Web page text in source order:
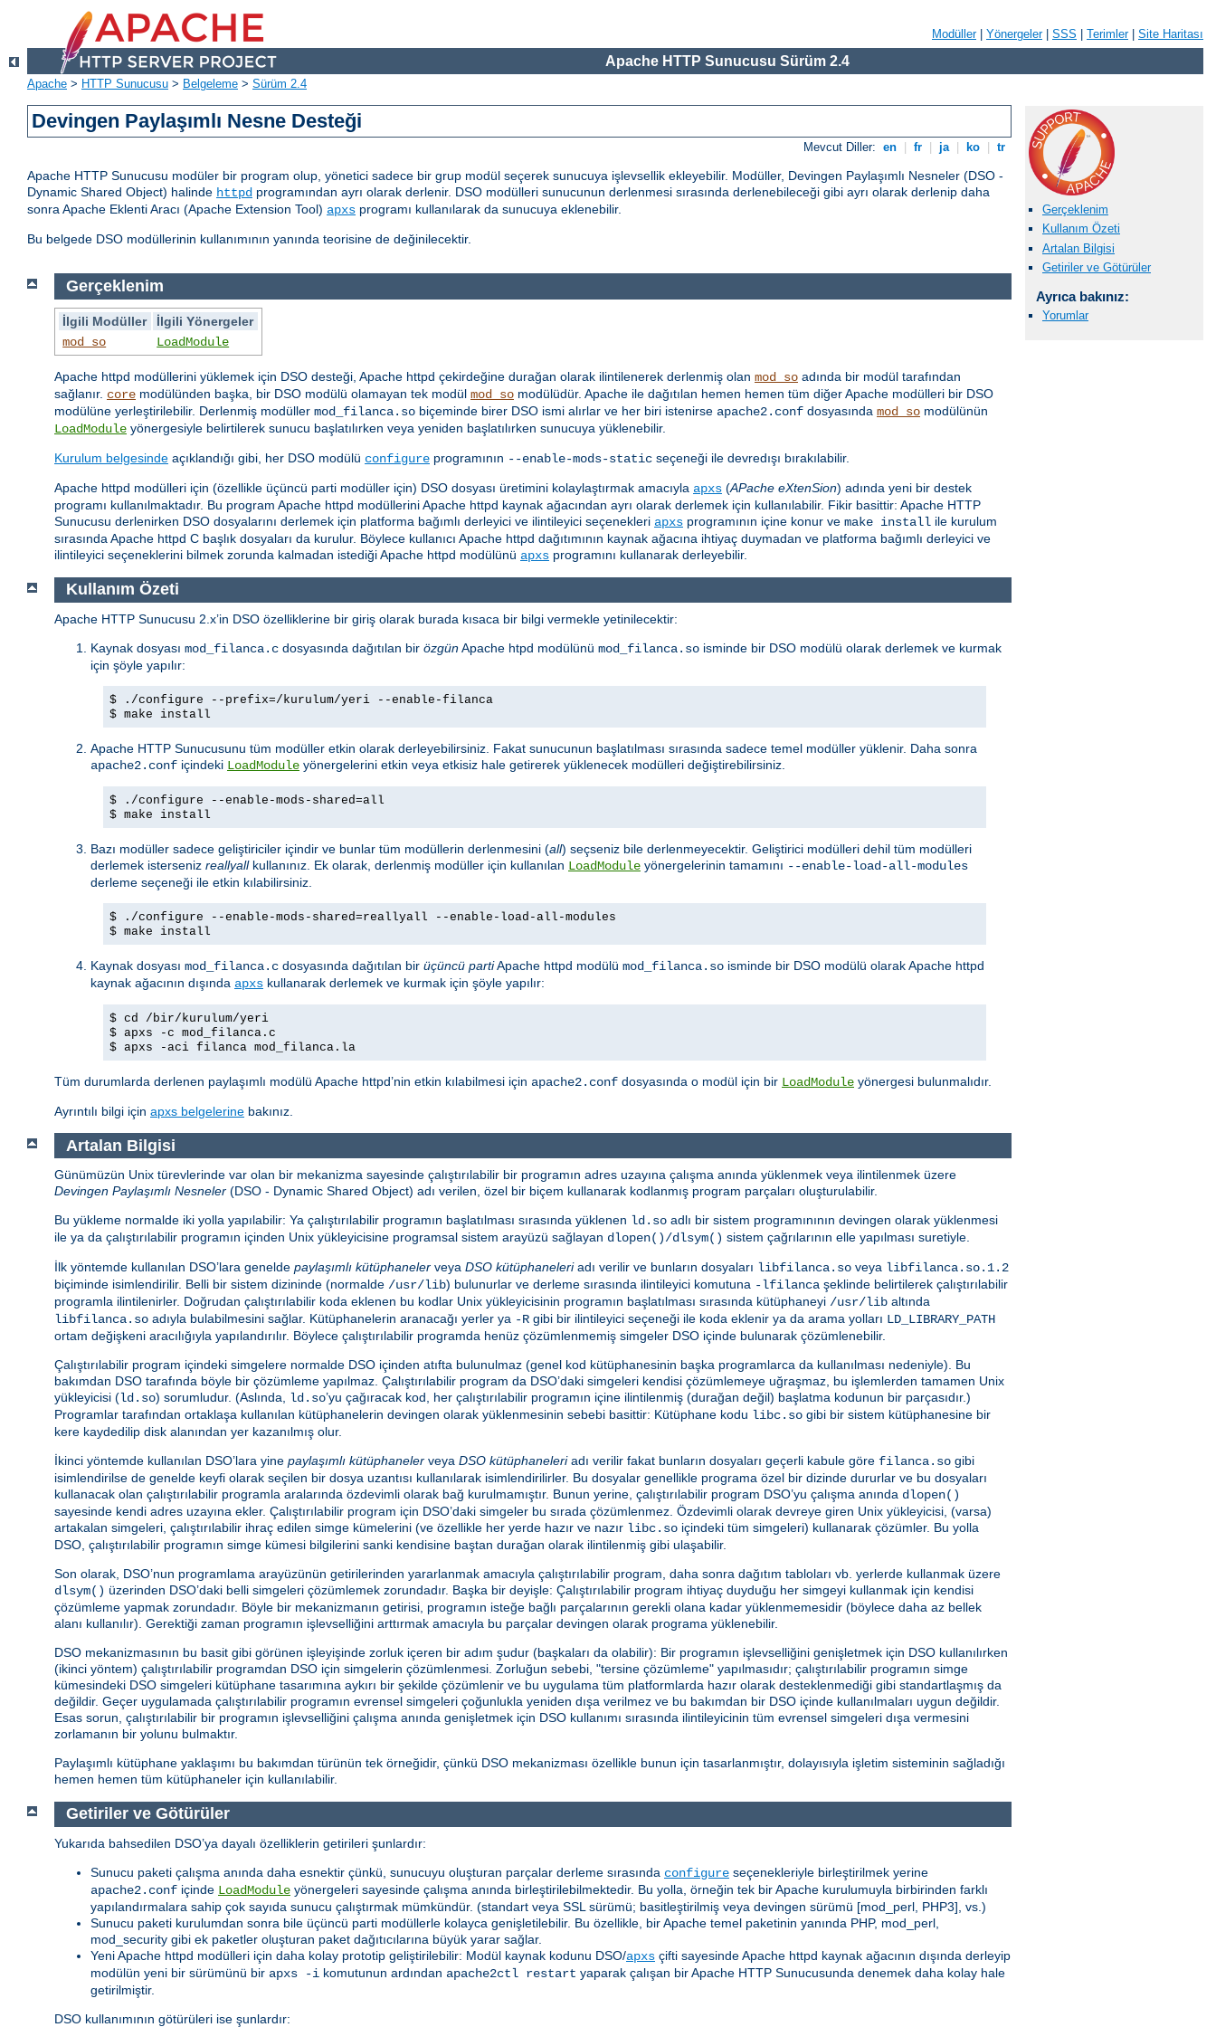
Modüller| Yönergeler| SSS Terimler| Site Haritası
Apache HTTP Sunucusu Sürüm 2.4
Apache > HTTP Sunucusu > Belgeleme > Sürüm 2.4
Devingen Paylaşımlı Nesne Desteği
Mevcut Diller: en fr ja ko tr
Apache HTTP Sunucusu modüler bir program olup, yönetici sadece bir grup modül seçerek sunucuya işlevsellik ekleyebilir. Modüller, Devingen Paylaşımlı Nesneler (DSO -
Dynamic Shared Object) halinde httpd programından ayrı olarak derlenir. DSO modülleri sunucunun derlenmesi sırasında derlenebileceği gibi ayrı olarak derlenip daha
sonra Apache Eklenti Aracı (Apache Extension Tool) apxs programı kullanılarak da sunucuya eklenebilir.
Bu belgede DSO modüllerinin kullanımının yanında teorisine de değinilecektir.
Gerçeklenim
Kullanım Özeti
Artalan Bilgisi
Getiriler ve Götürüler
Ayrıca bakınız:
Yorumlar
Gerçeklenim
İlgili Modüller
İlgili Yönergeler
mod_so
LoadModule
Apache httpd modüllerini yüklemek için DSO desteği, Apache httpd çekirdeğine durağan olarak ilintilenerek derlenmiş olan mod_so adında bir modül tarafından
sağlanır. core modülünden başka, bir DSO modülü olamayan tek modül mod_so modülüdür. Apache ile dağıtılan hemen hemen tüm diğer Apache modülleri bir DSO
modülüne yerleştirilebilir. Derlenmiş modüller mod_filanca.so biçeminde birer DSO ismi alırlar ve her biri istenirse apache2.conf dosyasında mod_so modülünün
LoadModule yönergesiyle belirtilerek sunucu başlatılırken veya yeniden başlatılırken sunucuya yüklenebilir.
Kurulum belgesinde açıklandığı gibi, her DSO modülü configure programının --enable-mods-static seçeneği ile devredışı bırakılabilir.
Apache httpd modülleri için (özellikle üçüncü parti modüller için) DSO dosyası üretimini kolaylaştırmak amacıyla apxs (APache eXtenSion) adında yeni bir destek
programı kullanılmaktadır. Bu program Apache httpd modüllerini Apache httpd kaynak ağacından ayrı olarak derlemek için kullanılabilir. Fikir basittir: Apache HTTP
Sunucusu derlenirken DSO dosyalarını derlemek için platforma bağımlı derleyici ve ilintileyici seçenekleri apxs programının içine konur ve make install ile kurulum
sırasında Apache httpd C başlık dosyaları da kurulur. Böylece kullanıcı Apache httpd dağıtımının kaynak ağacına ihtiyaç duymadan ve platforma bağımlı derleyici ve
ilintileyici seçeneklerini bilmek zorunda kalmadan istediği Apache httpd modülünü apxs programını kullanarak derleyebilir.
Kullanım Özeti
Apache HTTP Sunucusu 2.x’in DSO özelliklerine bir giriş olarak burada kısaca bir bilgi vermekle yetinilecektir:
Kaynak dosyası mod_filanca.c dosyasında dağıtılan bir özgünApache htpd modülünü mod_filanca.so isminde bir DSO modülü olarak derlemek ve kurmak
için şöyle yapılır:
$ ./configure --prefix=/kurulum/yeri --enable-filanca
$ make install
Apache HTTP Sunucusunu tüm modüller etkin olarak derleyebilirsiniz. Fakat sunucunun başlatılması sırasında sadece temel modüller yüklenir. Daha sonra
apache2.conf içindeki LoadModule yönergelerini etkin veya etkisiz hale getirerek yüklenecek modülleri değiştirebilirsiniz.
$ ./configure --enable-mods-shared=all
$ make install
Bazı modüller sadece geliştiriciler içindir ve bunlar tüm modüllerin derlenmesini (all) seçseniz bile derlenmeyecektir. Geliştirici modülleri dehil tüm modülleri
derlemek isterseniz reallyallkullanınız. Ek olarak, derlenmiş modüller için kullanılan LoadModule yönergelerinin tamamını --enable-load-all-modules
derleme seçeneği ile etkin kılabilirsiniz.
$ ./configure --enable-mods-shared=reallyall --enable-load-all-modules
$ make install
Kaynak dosyası mod_filanca.c dosyasında dağıtılan bir üçüncü partiApache httpd modülü mod_filanca.so isminde bir DSO modülü olarak Apache httpd
kaynak ağacının dışında apxs kullanarak derlemek ve kurmak için şöyle yapılır:
$ cd /bir/kurulum/yeri
$ apxs -c mod_filanca.c
$ apxs -aci filanca mod_filanca.la
Tüm durumlarda derlenen paylaşımlı modülü Apache httpd’nin etkin kılabilmesi için apache2.conf dosyasında o modül için bir LoadModule yönergesi bulunmalıdır.
Ayrıntılı bilgi için apxs belgelerine bakınız.
Artalan Bilgisi
Günümüzün Unix türevlerinde var olan bir mekanizma sayesinde çalıştırılabilir bir programın adres uzayına çalışma anında yüklenmek veya ilintilenmek üzere
Devingen Paylaşımlı Nesneler (DSO - Dynamic Shared Object) adı verilen, özel bir biçem kullanarak kodlanmış program parçaları oluşturulabilir.
Bu yükleme normalde iki yolla yapılabilir: Ya çalıştırılabilir programın başlatılması sırasında yüklenen ld.so adlı bir sistem programınının devingen olarak yüklenmesi
ile ya da çalıştırılabilir programın içinden Unix yükleyicisine programsal sistem arayüzü sağlayan dlopen()/dlsym() sistem çağrılarının elle yapılması suretiyle.
İlk yöntemde kullanılan DSO’lara genelde paylaşımlı kütüphaneler veya DSO kütüphaneleriadı verilir ve bunların dosyaları libfilanca.so veya libfilanca.so.1.2
biçiminde isimlendirilir. Belli bir sistem dizininde (normalde /usr/lib) bulunurlar ve derleme sırasında ilintileyici komutuna -lfilanca şeklinde belirtilerek çalıştırılabilir
programla ilintilenirler. Doğrudan çalıştırılabilir koda eklenen bu kodlar Unix yükleyicisinin programın başlatılması sırasında kütüphaneyi /usr/lib altında
libfilanca.so adıyla bulabilmesini sağlar. Kütüphanelerin aranacağı yerler ya -R gibi bir ilintileyici seçeneği ile koda eklenir ya da arama yolları LD_LIBRARY_PATH
ortam değişkeni aracılığıyla yapılandırılır. Böylece çalıştırılabilir programda henüz çözümlenmemiş simgeler DSO içinde bulunarak çözümlenebilir.
Çalıştırılabilir program içindeki simgelere normalde DSO içinden atıfta bulunulmaz (genel kod kütüphanesinin başka programlarca da kullanılması nedeniyle). Bu
bakımdan DSO tarafında böyle bir çözümleme yapılmaz. Çalıştırılabilir program da DSO’daki simgeleri kendisi çözümlemeye uğraşmaz, bu işlemlerden tamamen Unix
yükleyicisi (ld.so) sorumludur. (Aslında, ld.so’yu çağıracak kod, her çalıştırılabilir programın içine ilintilenmiş (durağan değil) başlatma kodunun bir parçasıdır.)
Programlar tarafından ortaklaşa kullanılan kütüphanelerin devingen olarak yüklenmesinin sebebi basittir: Kütüphane kodu libc.so gibi bir sistem kütüphanesine bir
kere kaydedilip disk alanından yer kazanılmış olur.
İkinci yöntemde kullanılan DSO’lara yine paylaşımlı kütüphaneler veya DSO kütüphaneleriadı verilir fakat bunların dosyaları geçerli kabule göre filanca.so gibi
isimlendirilse de genelde keyfi olarak seçilen bir dosya uzantısı kullanılarak isimlendirilirler. Bu dosyalar genellikle programa özel bir dizinde dururlar ve bu dosyaları
kullanacak olan çalıştırılabilir programla aralarında özdevimli olarak bağ kurulmamıştır. Bunun yerine, çalıştırılabilir program DSO’yu çalışma anında dlopen()
sayesinde kendi adres uzayına ekler. Çalıştırılabilir program için DSO’daki simgeler bu sırada çözümlenmez. Özdevimli olarak devreye giren Unix yükleyicisi, (varsa)
artakalan simgeleri, çalıştırılabilir ihraç edilen simge kümelerini (ve özellikle her yerde hazır ve nazır libc.so içindeki tüm simgeleri) kullanarak çözümler. Bu yolla
DSO, çalıştırılabilir programın simge kümesi bilgilerini sanki kendisine baştan durağan olarak ilintilenmiş gibi ulaşabilir.
Son olarak, DSO’nun programlama arayüzünün getirilerinden yararlanmak amacıyla çalıştırılabilir program, daha sonra dağıtım tabloları vb. yerlerde kullanmak üzere
dlsym() üzerinden DSO’daki belli simgeleri çözümlemek zorundadır. Başka bir deyişle: Çalıştırılabilir program ihtiyaç duyduğu her simgeyi kullanmak için kendisi
çözümleme yapmak zorundadır. Böyle bir mekanizmanın getirisi, programın isteğe bağlı parçalarının gerekli olana kadar yüklenmemesidir (böylece daha az bellek
alanı kullanılır). Gerektiği zaman programın işlevselliğini arttırmak amacıyla bu parçalar devingen olarak programa yüklenebilir.
DSO mekanizmasının bu basit gibi görünen işleyişinde zorluk içeren bir adım şudur (başkaları da olabilir): Bir programın işlevselliğini genişletmek için DSO kullanılırken
(ikinci yöntem) çalıştırılabilir programdan DSO için simgelerin çözümlenmesi. Zorluğun sebebi, "tersine çözümleme" yapılmasıdır; çalıştırılabilir programın simge
kümesindeki DSO simgeleri kütüphane tasarımına aykırı bir şekilde çözümlenir ve bu uygulama tüm platformlarda hazır olarak desteklenmediği gibi standartlaşmış da
değildir. Geçer uygulamada çalıştırılabilir programın evrensel simgeleri çoğunlukla yeniden dışa verilmez ve bu bakımdan bir DSO içinde kullanılmaları uygun değildir.
Esas sorun, çalıştırılabilir bir programın işlevselliğini çalışma anında genişletmek için DSO kullanımı sırasında ilintileyicinin tüm evrensel simgeleri dışa vermesini
zorlamanın bir yolunu bulmaktır.
Paylaşımlı kütüphane yaklaşımı bu bakımdan türünün tek örneğidir, çünkü DSO mekanizması özellikle bunun için tasarlanmıştır, dolayısıyla işletim sisteminin sağladığı
hemen hemen tüm kütüphaneler için kullanılabilir.
Getiriler ve Götürüler
Yukarıda bahsedilen DSO’ya dayalı özelliklerin getirileri şunlardır:
Sunucu paketi çalışma anında daha esnektir çünkü, sunucuyu oluşturan parçalar derleme sırasında configure seçenekleriyle birleştirilmek yerine
apache2.conf içinde LoadModule yönergeleri sayesinde çalışma anında birleştirilebilmektedir. Bu yolla, örneğin tek bir Apache kurulumuyla birbirinden farklı
yapılandırmalara sahip çok sayıda sunucu çalıştırmak mümkündür. (standart veya SSL sürümü; basitleştirilmiş veya devingen sürümü [mod_perl, PHP3], vs.)
Sunucu paketi kurulumdan sonra bile üçüncü parti modüllerle kolayca genişletilebilir. Bu özellikle, bir Apache temel paketinin yanında PHP, mod_perl,
mod_security gibi ek paketler oluşturan paket dağıtıcılarına büyük yarar sağlar.
Yeni Apache httpd modülleri için daha kolay prototip geliştirilebilir: Modül kaynak kodunu DSO/apxs çifti sayesinde Apache httpd kaynak ağacının dışında derleyip
modülün yeni bir sürümünü bir apxs -i komutunun ardından apache2ctl restart yaparak çalışan bir Apache HTTP Sunucusunda denemek daha kolay hale
getirilmiştir.
DSO kullanımının götürüleri ise şunlardır: